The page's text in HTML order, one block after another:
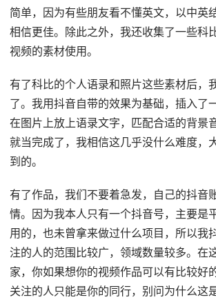
简单，因为有些朋友看不懂英文，以中英
相信更佳。除此之外，我还收集了一些科
视频的素材使用。
有了科比的个人语录和照片这些素材后，
了。我用抖音自带的效果为基础，插入了
在图片上放上语录文字，匹配合适的背景
就当完成了，我相信这几乎没什么难度，
到的。
有了作品，我们不要着急发，自己的抖音
情。因为我本人只有一个抖音号，主要是
用的，也未曾拿来做过什么项目，所以我
注的人的范围比较广，领域数量较多。在
家，你如果想你的视频作品可以有比较好
关注的人只能是你的同行，别问为什么这